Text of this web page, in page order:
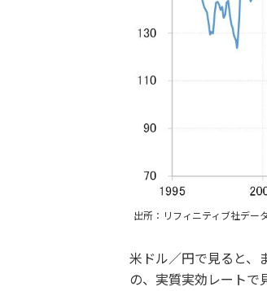
出所：リフィニティブ社デー
米ドル／円で見ると、
の、実質実効レートで